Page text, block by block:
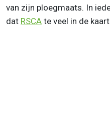
van zijn ploegmaats. In
dat RSCA te veel in de